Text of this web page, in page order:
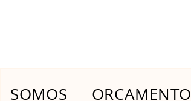
SOMOS ORCAMENTO